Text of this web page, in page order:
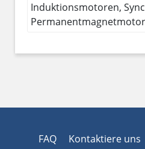
Induktionsmotoren,
FAQ Kontaktiere uns